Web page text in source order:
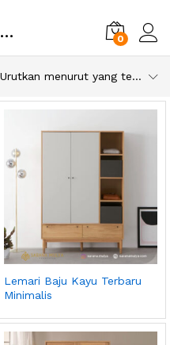
Lemari Pakaian Minimalis Modern 0
Urutkan menurut yang terbaru
Lemari Baju Kayu Terbaru
Minimalis